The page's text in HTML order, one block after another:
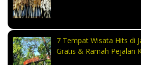
7 Tempat Wisata Hits di
Gratis & Ramah Pejalan